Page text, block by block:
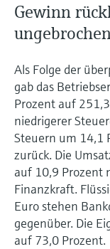
Gewinn
Als Folge der
gab das
Prozent auf
niedrigerer
Steuern um 14,1
zurück. Die
auf 10,9 Prozent
Finanzkraft.
Euro stehen
gegenüber. Die
auf 73,0 Prozent.